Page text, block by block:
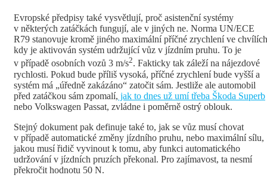
Evropské předpisy také vysvětlují, proč asistenční systémy
v některých zatáčkách fungují, ale v jiných ne. Norma UN/ECE
R79 stanovuje kromě jiného maximální příčné zrychlení ve
kdy je aktivován systém udržující vůz v jízdním pruhu. To je
v případě osobních vozů 3 m/s2. Fakticky tak záleží na nájezdové
rychlosti. Pokud bude příliš vysoká, příčné zrychlení bude vyšší a
systém má „úředně zakázáno“ zatočit sám. Jestliže ale automobil
před zatáčkou sám zpomalí, jak to dnes už umí třeba Škoda Superb
nebo Volkswagen Passat, zvládne i poměrně ostrý oblouk.
Stejný dokument pak definuje také to, jak se vůz musí chovat
v případě automatické změny jízdního pruhu, nebo maximální sílu,
jakou musí řidič vyvinout k tomu, aby funkci automatického
udržování v jízdních pruzích překonal. Pro zajímavost, ta nesmí
překročit hodnotu 50 N.